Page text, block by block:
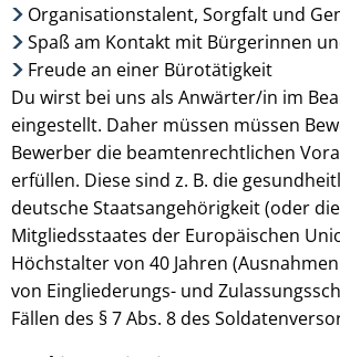
Organisationstalent, Sorgfalt und
Spaß am Kontakt mit Bürgerinnen
Freude an einer Bürotätigkeit
Du wirst bei uns als Anwärter/in im
eingestellt. Daher müssen müssen
Bewerber die beamtenrechtlichen
erfüllen. Diese sind z. B. die
deutsche Staatsangehörigkeit (oder
Mitgliedsstaates der Europäischen
Höchstalter von 40 Jahren
von Eingliederungs- und
Fällen des § 7 Abs. 8 des